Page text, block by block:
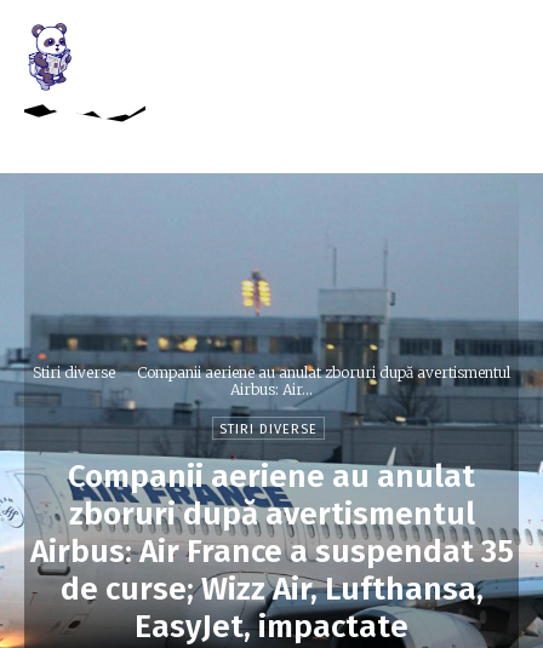
Stiri diverse
Companii aeriene au anulat zboruri după avertismentul
Airbus: Air...
STIRI DIVERSE
Companii aeriene au anulat
zboruri după avertismentul
Airbus: Air France a suspendat 35
de curse; Wizz Air, Lufthansa,
EasyJet, impactate